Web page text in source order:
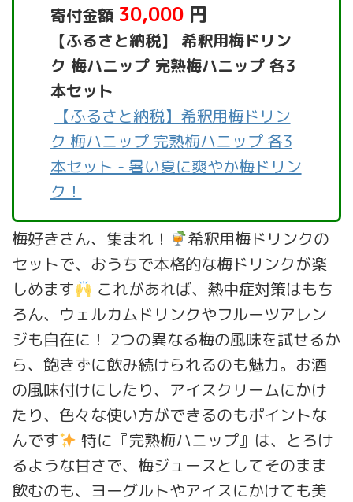
寄付金額 30,000円
【ふるさと納税】 希釈用梅ドリン
ク 梅ハニップ 完熟梅ハニップ 各3
本セット
【ふるさと納税】希釈用梅ドリン
ク 梅ハニップ 完熟梅ハニップ 各3
本セット - 暑い夏に爽やか梅ドリン
ク！
梅好きさん、集まれ！
希釈用梅ドリンクの
セットで、おうちで本格的な梅ドリンクが楽
しめます
これがあれば、熱中症対策はもち
ろん、ウェルカムドリンクやフルーツアレン
ジも自在に！ 2つの異なる梅の風味を試せるか
ら、飽きずに飲み続けられるのも魅力。お酒
の風味付けにしたり、アイスクリームにかけ
たり、色々な使い方ができるのもポイントな
んです
特に『完熟梅ハニップ』は、とろけ
るような甘さで、梅ジュースとしてそのまま
飲むのも、ヨーグルトやアイスにかけても美